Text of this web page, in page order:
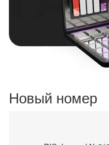
Новый номер